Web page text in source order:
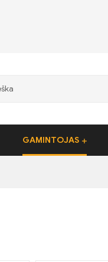
GAMINTOJAS